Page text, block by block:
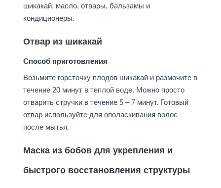
шикакай, масло, отвары, бальзамы и
кондиционеры.
Отвар из шикакай
Способ приготовления
Возьмите горсточку плодов шикакай и размочите в
течение 20 минут в теплой воде. Можно просто
отварить стручки в течение 5 – 7 минут. Готовый
отвар используйте для ополаскивания волос
после мытья.
Маска из бобов для укрепления и
быстрого восстановления структуры